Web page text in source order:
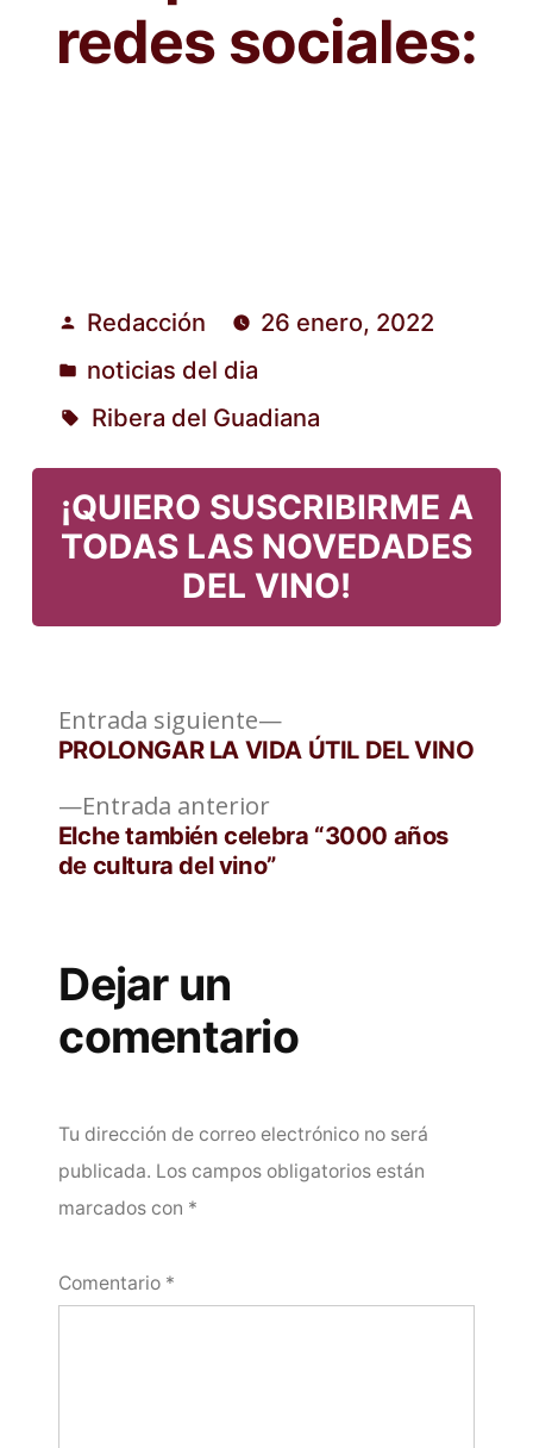
redes sociales:
Publicado
por
Redacción 26 enero, 2022
Publicado
en
noticias del dia
Ribera del Guadiana
¡QUIERO SUSCRIBIRME A
TODAS LAS NOVEDADES
DEL VINO!
Navegación
entradas
Entrada anteriorEntrada
anterior:
Elche también celebra “3000 años
de cultura del vino”
Entrada siguiente
Entrada
siguiente:
PROLONGAR LA VIDA ÚTIL DEL VINO
Dejar un
comentario
Tu dirección de correo electrónico no será
publicada. Los campos obligatorios están
marcados con *
Comentario *